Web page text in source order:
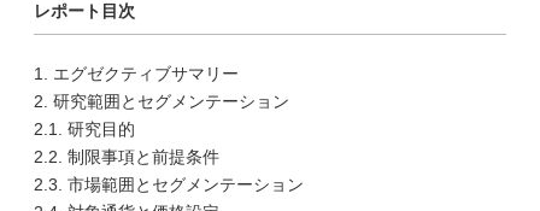
レポート目次
1. エグゼクティブサマリー
2. 研究範囲とセグメンテーション
2.1. 研究目的
2.2. 制限事項と前提条件
2.3. 市場範囲とセグメンテーション